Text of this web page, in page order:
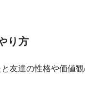
り方
友達の性格や価値